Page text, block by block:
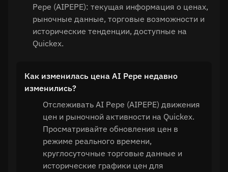
Pepe (AIPEPE): текущая информация о ценах,
рыночные данные, торговые возможности и
исторические тенденции, доступные на
Quickex.
Как изменилась цена AI Pepe недавно
изменились?
Отслеживать AI Pepe (AIPEPE) движения
цен и рыночной активности на Quickex.
Просматривайте обновления цен в
режиме реального времени,
круглосуточные торговые данные и
исторические графики цен для